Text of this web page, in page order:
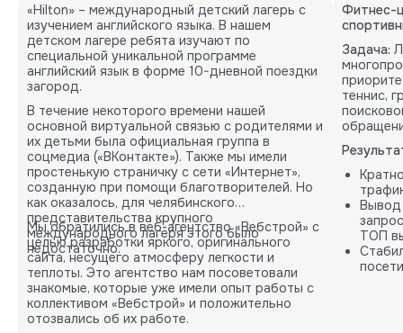
«Hilton» – международный детский лагерь с
изучением английского языка. В нашем
детском лагере ребята изучают по
специальной уникальной программе
английский язык в форме 10-дневной поездки
загород.
В течение некоторого времени нашей
основной виртуальной связью с родителями и
их детьми была официальная группа в
соцмедиа («ВКонтакте»). Также мы имели
простенькую страничку с сети «Интернет»,
созданную при помощи благотворителей. Но
как оказалось, для челябинского
представительства крупного
международного лагеря этого было
недостаточно.
Мы обратились в веб-агентство «Вебстрой» с
целью разработки яркого, оригинального
сайта, несущего атмосферу легкости и
теплоты. Это агентство нам посоветовали
знакомые, которые уже имели опыт работы с
коллективом «Вебстрой» и положительно
отозвались об их работе.
Фитнес-
Задача:
теннис,
ТОП